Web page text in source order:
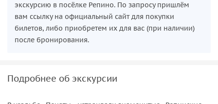
экскурсию в посёлке Репино. По запросу пришлём
вам ссылку на официальный сайт для покупки
билетов, либо приобретем их для вас (при наличии)
после бронирования.
Подробнее об экскурсии